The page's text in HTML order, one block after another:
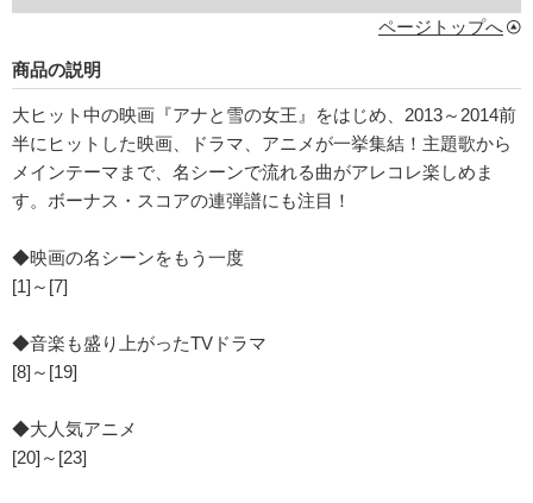
ページトップへ
商品の説明
大ヒット中の映画『アナと雪の女王』をはじめ、2013～2014前
半にヒットした映画、ドラマ、アニメが一挙集結！主題歌から
メインテーマまで、名シーンで流れる曲がアレコレ楽しめま
す。ボーナス・スコアの連弾譜にも注目！
◆映画の名シーンをもう一度
[1]～[7]
◆音楽も盛り上がったTVドラマ
[8]～[19]
◆大人気アニメ
[20]～[23]